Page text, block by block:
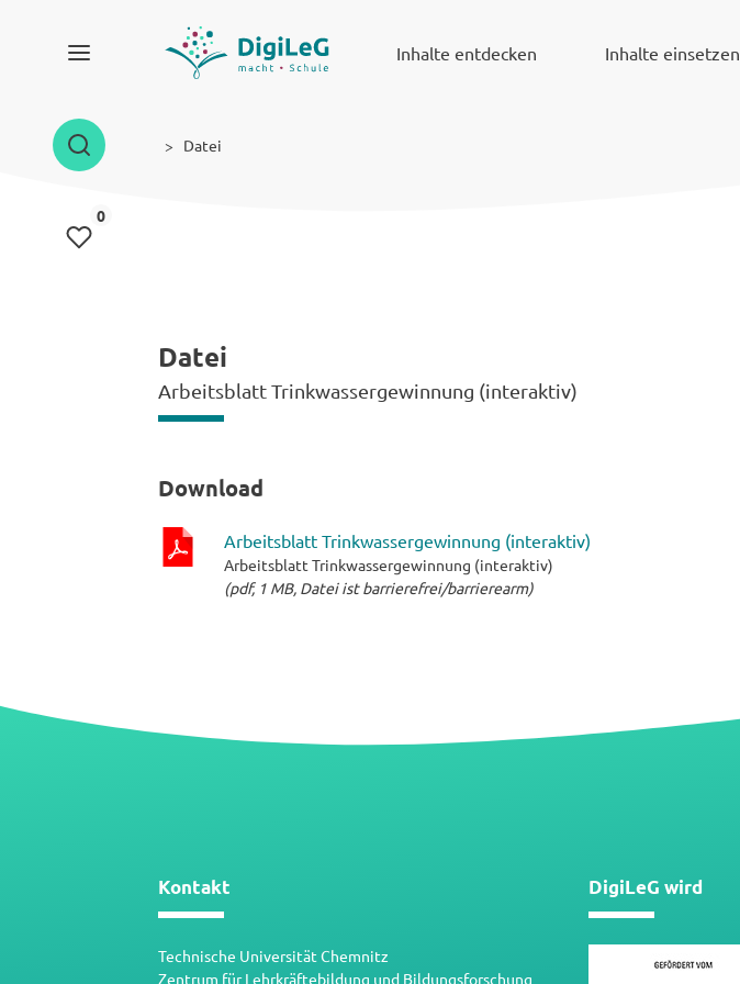
Inhalte entdecken Inhalte einsetzen
0Inhalte gemerkt
Datei
Datei
Arbeitsblatt Trinkwassergewinnung (interaktiv)
Download
Arbeitsblatt Trinkwassergewinnung (interaktiv)
Arbeitsblatt Trinkwassergewinnung (interaktiv)
(pdf, 1 MB, Datei ist barrierefrei/barrierearm)
Kontakt
Technische Universität Chemnitz
Zentrum für Lehrkräftebildung und Bildungsforschung
DigiLeG wird